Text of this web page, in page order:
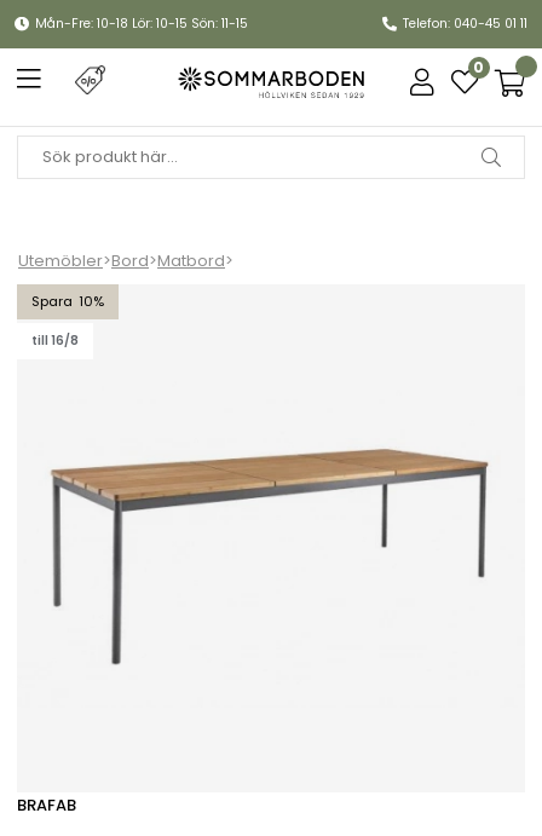
Mån-Fre: 10-18 Lör: 10-15 Sön: 11-15 Telefon: 040-45 01 11
0
Utemöbler>Bord>Matbord>
10
till 16/8
Nox Bamboo bord 238x90 H73 cm - antracit/bambu
BRAFAB